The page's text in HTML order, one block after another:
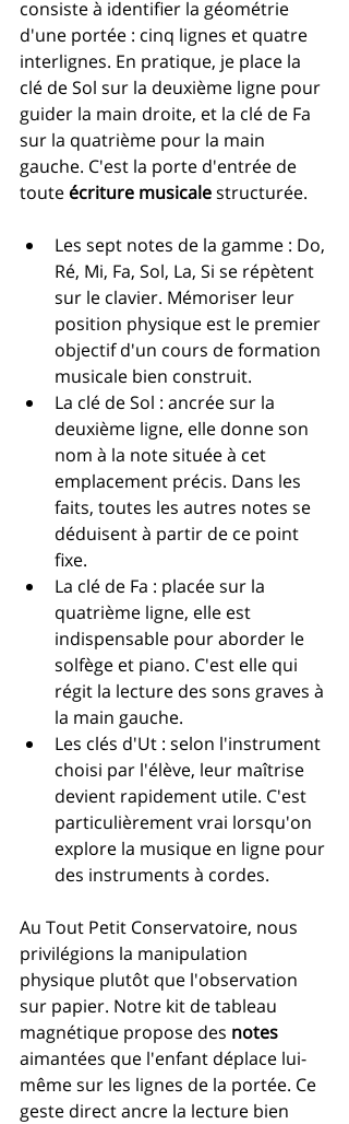
consiste à identifier la géométrie
d'une portée : cinq lignes et quatre
interlignes. En pratique, je place la
clé de Sol sur la deuxième ligne pour
guider la main droite, et la clé de Fa
sur la quatrième pour la main
gauche. C'est la porte d'entrée de
toute écriture musicale structurée.
Les sept notes de la gamme : Do,
Ré, Mi, Fa, Sol, La, Si se répètent
sur le clavier. Mémoriser leur
position physique est le premier
objectif d'un cours de formation
musicale bien construit.
La clé de Sol : ancrée sur la
deuxième ligne, elle donne son
nom à la note située à cet
emplacement précis. Dans les
faits, toutes les autres notes se
déduisent à partir de ce point
fixe.
La clé de Fa : placée sur la
quatrième ligne, elle est
indispensable pour aborder le
solfège et piano. C'est elle qui
régit la lecture des sons graves à
la main gauche.
Les clés d'Ut : selon l'instrument
choisi par l'élève, leur maîtrise
devient rapidement utile. C'est
particulièrement vrai lorsqu'on
explore la musique en ligne pour
des instruments à cordes.
Au Tout Petit Conservatoire, nous
privilégions la manipulation
physique plutôt que l'observation
sur papier. Notre kit de tableau
magnétique propose des notes
aimantées que l'enfant déplace lui-
même sur les lignes de la portée. Ce
geste direct ancre la lecture bien